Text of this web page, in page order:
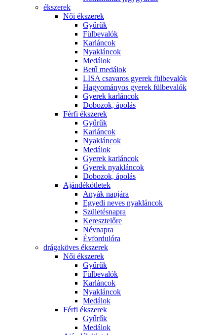
ékszerek
Női ékszerek
Gyűrűk
Fülbevalók
Karláncok
Nyakláncok
Medálok
Betű medálok
LISA csavaros gyerek fülbevalók
Hagyományos gyerek fülbevalók
Gyerek karláncok
Dobozok, ápolás
Férfi ékszerek
Gyűrűk
Karláncok
Nyakláncok
Medálok
Gyerek karláncok
Gyerek nyakláncok
Dobozok, ápolás
Ajándékötletek
Anyák napjára
Egyedi neves nyakláncok
Születésnapra
Keresztelőre
Névnapra
Évfordulóra
drágaköves ékszerek
Női ékszerek
Gyűrűk
Fülbevalók
Karláncok
Nyakláncok
Medálok
Férfi ékszerek
Gyűrűk
Medálok